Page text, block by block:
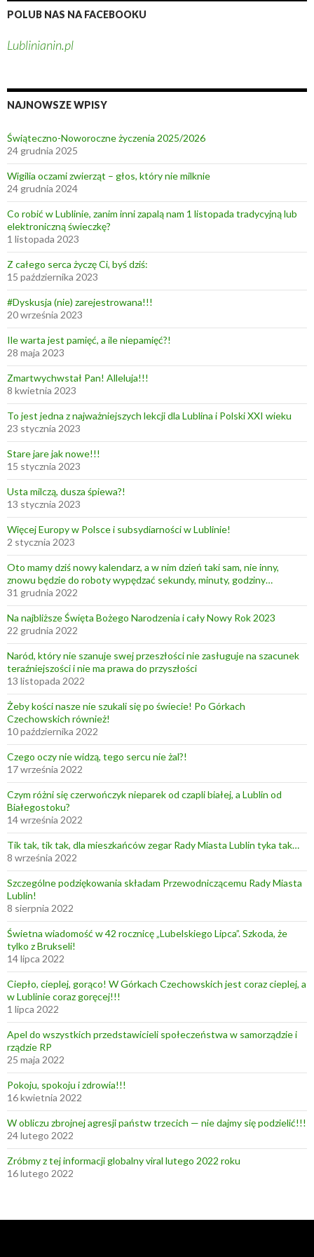
a
n
e
j
n
G
C
e
c
i
c
h
POLUB NAS NA FACEBOOKU
Lublinianin.pl
NAJNOWSZE WPISY
Świąteczno-Noworoczne życzenia 2025/2026
24 grudnia 2025
Wigilia oczami zwierząt – głos, który nie milknie
24 grudnia 2024
Co robić w Lublinie, zanim inni zapalą nam 1 listopada tradycyjną lub
elektroniczną świeczkę?
1 listopada 2023
Z całego serca życzę Ci, byś dziś:
15 października 2023
#Dyskusja (nie) zarejestrowana!!!
20 września 2023
Ile warta jest pamięć, a ile niepamięć?!
28 maja 2023
Zmartwychwstał Pan! Alleluja!!!
8 kwietnia 2023
To jest jedna z najważniejszych lekcji dla Lublina i Polski XXI wieku
23 stycznia 2023
Stare jare jak nowe!!!
15 stycznia 2023
Usta milczą, dusza śpiewa?!
13 stycznia 2023
Więcej Europy w Polsce i subsydiarności w Lublinie!
2 stycznia 2023
Oto mamy dziś nowy kalendarz, a w nim dzień taki sam, nie inny,
znowu będzie do roboty wypędzać sekundy, minuty, godziny…
31 grudnia 2022
Na najbliższe Święta Bożego Narodzenia i cały Nowy Rok 2023
22 grudnia 2022
Naród, który nie szanuje swej przeszłości nie zasługuje na szacunek
teraźniejszości i nie ma prawa do przyszłości
13 listopada 2022
Żeby kości nasze nie szukali się po świecie! Po Górkach
Czechowskich również!
10 października 2022
Czego oczy nie widzą, tego sercu nie żal?!
17 września 2022
Czym różni się czerwończyk nieparek od czapli białej, a Lublin od
Białegostoku?
14 września 2022
Tik tak, tik tak, dla mieszkańców zegar Rady Miasta Lublin tyka tak…
8 września 2022
Szczególne podziękowania składam Przewodniczącemu Rady Miasta
Lublin!
8 sierpnia 2022
Świetna wiadomość w 42 rocznicę „Lubelskiego Lipca”. Szkoda, że
tylko z Brukseli!
14 lipca 2022
Ciepło, cieplej, gorąco! W Górkach Czechowskich jest coraz cieplej, a
w Lublinie coraz goręcej!!!
1 lipca 2022
Apel do wszystkich przedstawicieli społeczeństwa w samorządzie i
rządzie RP
25 maja 2022
Pokoju, spokoju i zdrowia!!!
16 kwietnia 2022
W obliczu zbrojnej agresji państw trzecich — nie dajmy się podzielić!!!
24 lutego 2022
Zróbmy z tej informacji globalny viral lutego 2022 roku
16 lutego 2022